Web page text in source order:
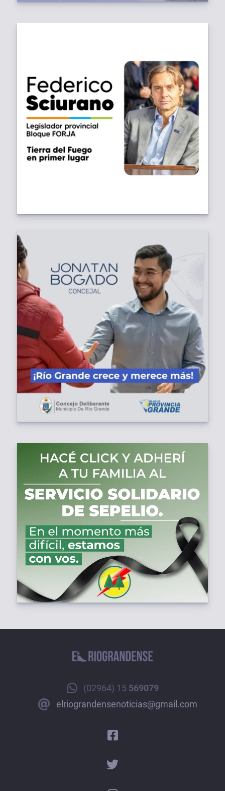
(02964) 15 569079
elriograndensenoticias@gmail.com